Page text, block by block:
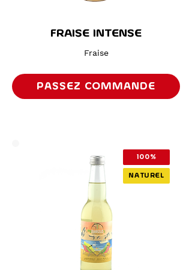
FRAISE INTENSE
Fraise
PASSEZ COMMANDE
100%
NATUREL